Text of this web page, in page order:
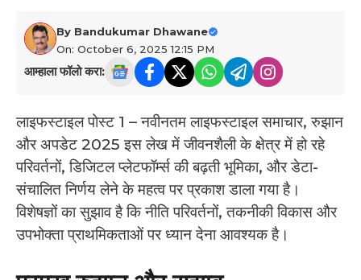
By Bandukumar Dhawane
On: October 6, 2025 12:15 PM
आम्हाला फॉलो करा:
लाइफस्टाइल पोस्ट 1 – नवीनतम लाइफस्टाइल समाचार, रुझान
और अपडेट 2025 इस लेख में जीवनशैली के क्षेत्र में हो रहे
परिवर्तनों, डिजिटल प्लेटफॉर्म्स की बढ़ती भूमिका, और डेटा-
संचालित निर्णय लेने के महत्व पर प्रकाश डाला गया है।
विशेषज्ञों का सुझाव है कि नीति परिवर्तनों, तकनीकी विकास और
उपभोक्ता प्राथमिकताओं पर ध्यान देना आवश्यक है।